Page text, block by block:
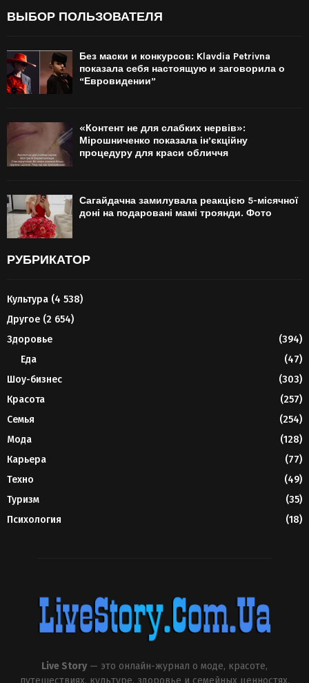
ВЫБОР ПОЛЬЗОВАТЕЛЯ
Без маски и конкурсов: Klavdia Petrivna
показала себя настоящую и заговорила о
“Евровидении”
«Контент не для слабких нервів»:
Мірошниченко показала ін’єкційну
процедуру для краси обличчя
Сагайдачна замилувала реакцією 5-місячної
доні на подаровані мамі троянди. Фото
РУБРИКАТОР
Культура (4 538)
Другое (2 654)
Здоровье
(394)
Еда
(47)
Шоу-бизнес
(303)
Красота
(257)
Семья
(254)
Мода
(128)
Карьера
(77)
Техно
(49)
Туризм
(35)
Психология
(18)
Live Story — это онлайн-журнал о моде, красоте,
путешествиях, культуре, здоровье и семейных ценностях.